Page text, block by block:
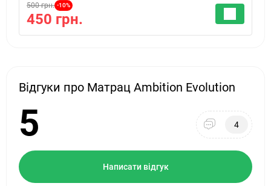
500 грн. -10%
450 грн.
Відгуки про Матрац Ambition Evolution
5 4
Написати відгук